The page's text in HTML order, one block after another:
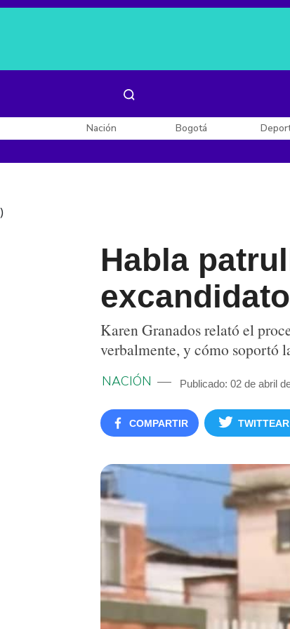
Nación Bogotá
)
Habla
Karen Granados relató el
verbalmente, y cómo soportó
NACIÓN Publicado: 02 de abril
COMPARTIR TWITTEAR